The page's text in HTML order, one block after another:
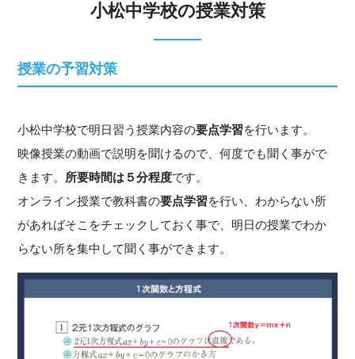
小松中学校の授業対策
授業の予習対策
小松中学校で明日習う授業内容の要点学習を行います。
映像授業の動画で説明を聞けるので、何度でも聞く事がで
きます。 所要時間は５分程度です。
オンライン授業で教科書の要点学習を行い、わからない所
があればそこをチェックしておく事で、明日の授業でわか
らない所を集中して聞く事ができます。